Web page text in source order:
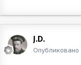
J.D.
Опубликовано